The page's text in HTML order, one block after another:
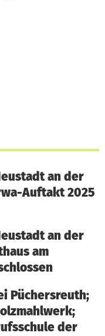
an der
Auftakt 2025
an der
am
Püchersreuth;
der